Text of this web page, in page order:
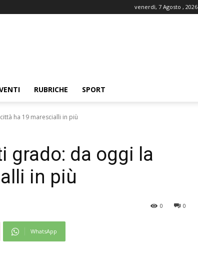
venerdì, 7 Agosto , 2026
RUBRICHE SPORT
ha 19 marescialli in più
grado: da oggi la
in più
0
0
WhatsApp